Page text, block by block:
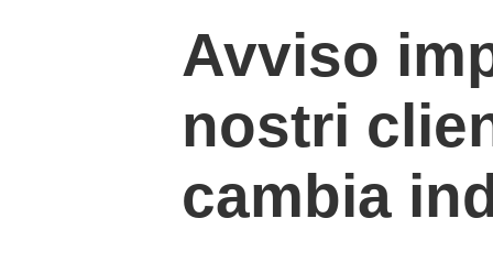
Avviso
nostri
cambia